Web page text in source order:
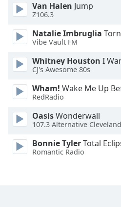
Van Halen Jump
Z106.3
Natalie Imbruglia Torn
Vibe Vault FM
Whitney Houston I
CJ's Awesome 80s
Wham! Wake Me Up
RedRadio
OasisWonderwall
107.3 Alternative Cleveland
Bonnie TylerTotal
Romantic Radio